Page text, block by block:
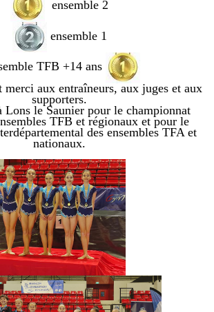
ensemble 2
ensemble 1
TFB +14 ans
merci aux entraîneurs, aux juges et aux
supporters.
Lons le Saunier pour le championnat
TFB et régionaux et pour le
des ensembles TFA et
nationaux.